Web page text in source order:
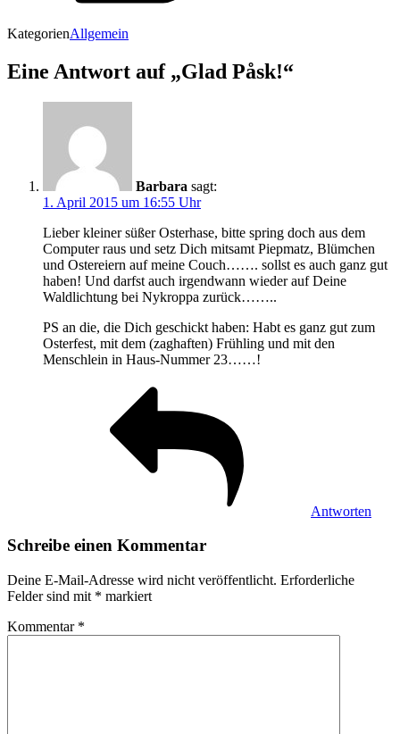
KategorienAllgemein
Eine Antwort auf „Glad Påsk!“
Barbara sagt:
1. April 2015 um 16:55 Uhr
Lieber kleiner süßer Osterhase, bitte spring doch aus dem
Computer raus und setz Dich mitsamt Piepmatz, Blümchen
und Ostereiern auf meine Couch……. sollst es auch ganz gut
haben! Und darfst auch irgendwann wieder auf Deine
Waldlichtung bei Nykroppa zurück……..
PS an die, die Dich geschickt haben: Habt es ganz gut zum
Osterfest, mit dem (zaghaften) Frühling und mit den
Menschlein in Haus-Nummer 23……!
Antworten
Schreibe einen Kommentar
Deine E-Mail-Adresse wird nicht veröffentlicht. Erforderliche
Felder sind mit * markiert
Kommentar *